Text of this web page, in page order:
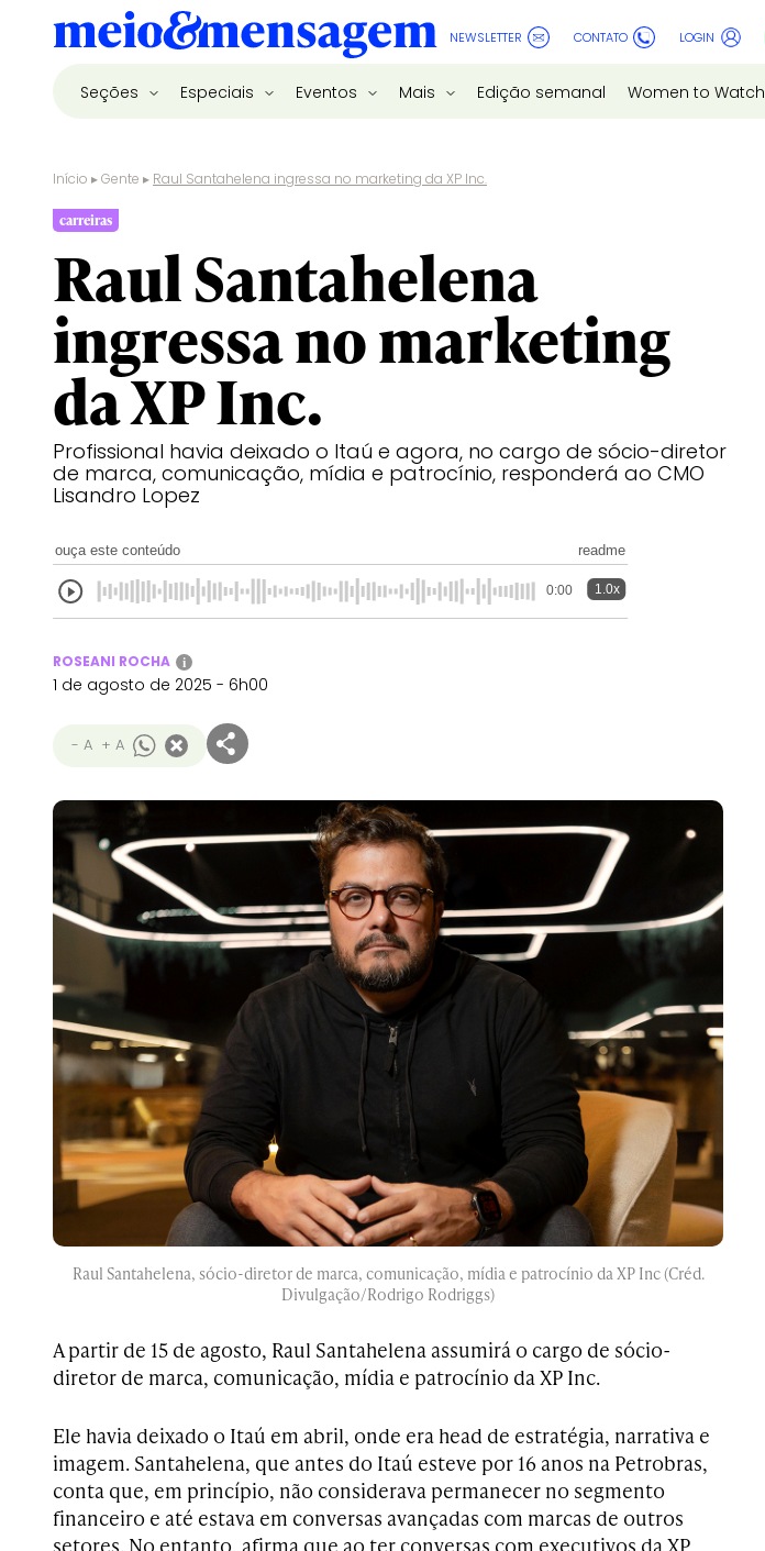
NEWSLETTER CONTATO LOGIN
Seções Especiais Eventos Mais Edição semanal Women to Watch
Início ▸Gente ▸ Raul Santahelena ingressa no marketing da XP Inc.
carreiras
Raul Santahelena
ingressa no marketing
da XP Inc.
Profissional havia deixado o Itaú e agora, no cargo de sócio-diretor
de marca, comunicação, mídia e patrocínio, responderá ao CMO
Lisandro Lopez
ouça este conteúdo readme
0:00 1.0x
ROSEANI ROCHA i
1 de agosto de 2025 - 6h00
- A + A
Raul Santahelena, sócio-diretor de marca, comunicação, mídia e patrocínio da XP Inc (Créd.
Divulgação/Rodrigo Rodriggs)
A partir de 15 de agosto, Raul Santahelena assumirá o cargo de sócio-
diretor de marca, comunicação, mídia e patrocínio da XP Inc.
Ele havia deixado o Itaú em abril, onde era head de estratégia, narrativa e
imagem. Santahelena, que antes do Itaú esteve por 16 anos na Petrobras,
conta que, em princípio, não considerava permanecer no segmento
financeiro e até estava em conversas avançadas com marcas de outros
setores. No entanto, afirma que ao ter conversas com executivos da XP